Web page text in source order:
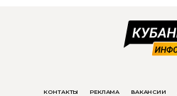
КОНТАКТЫ РЕКЛАМА ВАКАНСИИ